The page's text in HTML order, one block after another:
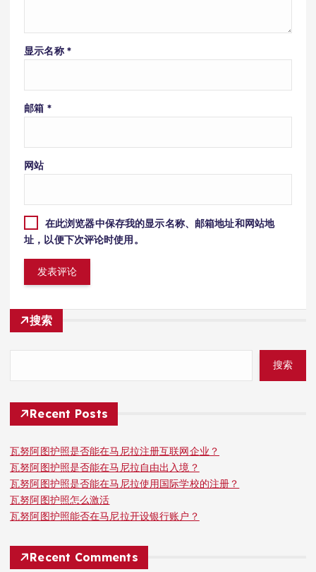
显示名称 *
邮箱 *
网站
在此浏览器中保存我的显示名称、邮箱地址和网站地
址，以便下次评论时使用。
搜索
搜索
Recent Posts
瓦努阿图护照是否能在马尼拉注册互联网企业？
瓦努阿图护照是否能在马尼拉自由出入境？
瓦努阿图护照是否能在马尼拉使用国际学校的注册？
瓦努阿图护照怎么激活
瓦努阿图护照能否在马尼拉开设银行账户？
Recent Comments